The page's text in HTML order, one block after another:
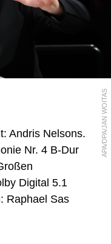
APA/DPA/JAN WOITAS
Andris Nelsons.
Nr. 4 B-Dur
Digital 5.1
Raphael Sas